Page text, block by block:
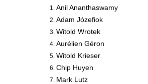
Anil Ananthaswamy
Adam Józefiok
Witold Wrotek
Aurélien Géron
Witold Krieser
Chip Huyen
Mark Lutz